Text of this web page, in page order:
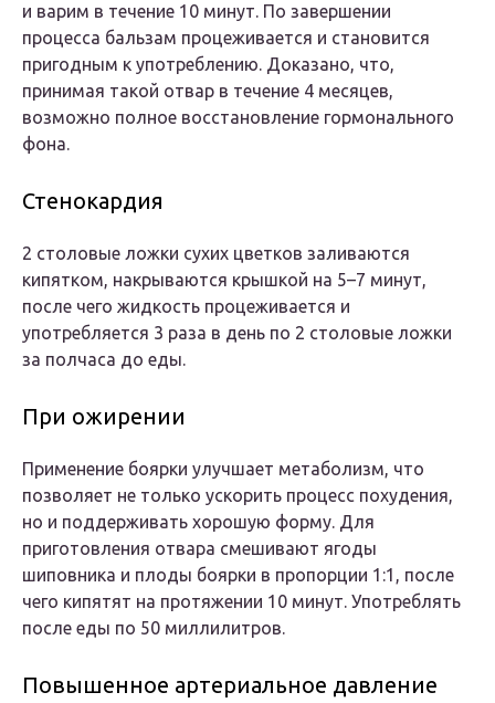
и варим в течение 10 минут. По завершении
процесса бальзам процеживается и становится
пригодным к употреблению. Доказано, что,
принимая такой отвар в течение 4 месяцев,
возможно полное восстановление гормонального
фона.
Стенокардия
2 столовые ложки сухих цветков заливаются
кипятком, накрываются крышкой на 5–7 минут,
после чего жидкость процеживается и
употребляется 3 раза в день по 2 столовые ложки
за полчаса до еды.
При ожирении
Применение боярки улучшает метаболизм, что
позволяет не только ускорить процесс похудения,
но и поддерживать хорошую форму. Для
приготовления отвара смешивают ягоды
шиповника и плоды боярки в пропорции 1:1, после
чего кипятят на протяжении 10 минут. Употреблять
после еды по 50 миллилитров.
Повышенное артериальное давление